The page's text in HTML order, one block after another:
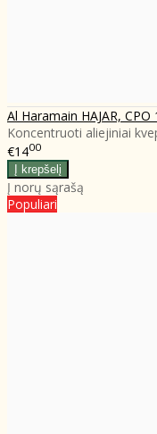
Al Haramain HAJAR,
Koncentruoti aliejiniai
€1400
Į norų sąrašą
Populiari